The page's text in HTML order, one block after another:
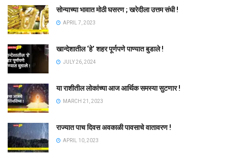
सोन्याच्या भावात मोठी घसरण ; खरेदीला उत्तम संधी !
APRIL 7, 2023
खान्देशातील ‘हे’ शहर पूर्णपणे पाण्यात बुडाले !
JULY 26, 2024
या राशीतील लोकांच्या आज आर्थिक समस्या सुटणार !
MARCH 21, 2023
राज्यात पाच दिवस अवकाळी पावसाचे वातावरण !
APRIL 10, 2023